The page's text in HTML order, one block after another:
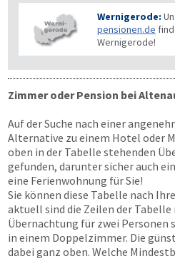
Wernigerode:
pensionen.de
Wernigerode!
Zimmer oder Pension bei
Auf der Suche nach einer
Alternative zu einem Hotel oder
oben in der Tabelle stehenden
gefunden, darunter sicher auch
eine Ferienwohnung für Sie!
Sie können diese Tabelle nach
aktuell sind die Zeilen der Tabelle
Übernachtung für zwei
in einem Doppelzimmer. Die
dabei ganz oben. Welche